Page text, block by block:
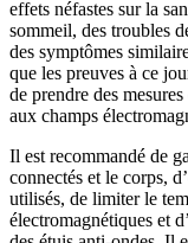
effets néfastes sur la
sommeil, des troubles
des symptômes
que les preuves à ce
de prendre des
aux champs
Il est recommandé de
connectés et le corps,
utilisés, de limiter le
électromagnétiques et